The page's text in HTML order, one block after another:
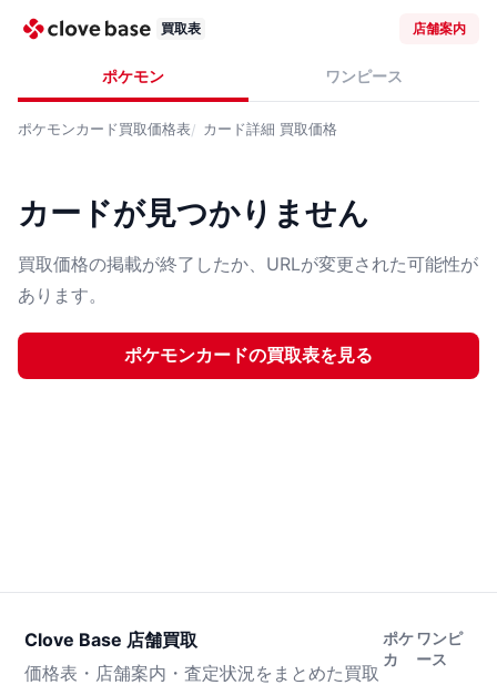
買取表 店舗案内
ポケモン ワンピース
ポケモンカード買取価格表 カード詳細 買取価格
カードが見つかりません
買取価格の掲載が終了したか、URLが変更された可能性が
あります。
ポケモンカードの買取表を見る
Clove Base 店舗買取
価格表・店舗案内・査定状況をまとめた買取
ポケ
カ
ワンピ
ース